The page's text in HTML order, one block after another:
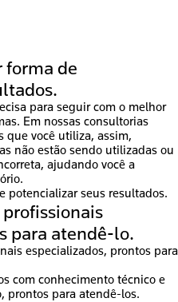
forma de
para seguir com o melhor
Em nossas consultorias
que você utiliza, assim,
não estão sendo utilizadas ou
ajudando você a
profissionais
para atendê-lo.
com conhecimento técnico e
prontos para atendê-los.